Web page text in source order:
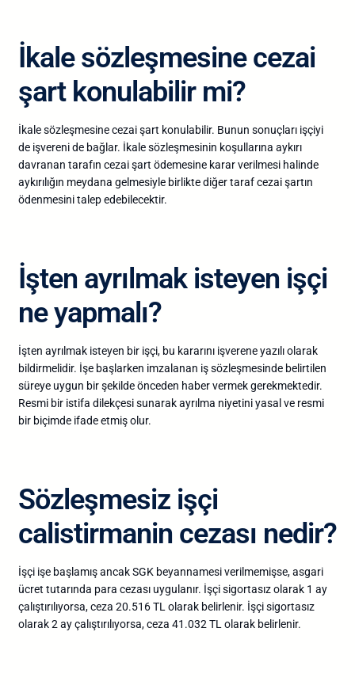
İkale sözleşmesine cezai
şart konulabilir mi?
İkale sözleşmesine cezai şart konulabilir. Bunun sonuçları işçiyi
de işvereni de bağlar. İkale sözleşmesinin koşullarına aykırı
davranan tarafın cezai şart ödemesine karar verilmesi halinde
aykırılığın meydana gelmesiyle birlikte diğer taraf cezai şartın
ödenmesini talep edebilecektir.
İşten ayrılmak isteyen işçi
ne yapmalı?
İşten ayrılmak isteyen bir işçi, bu kararını işverene yazılı olarak
bildirmelidir. İşe başlarken imzalanan iş sözleşmesinde belirtilen
süreye uygun bir şekilde önceden haber vermek gerekmektedir.
Resmi bir istifa dilekçesi sunarak ayrılma niyetini yasal ve resmi
bir biçimde ifade etmiş olur.
Sözleşmesiz işçi
calistirmanin cezası nedir?
İşçi işe başlamış ancak SGK beyannamesi verilmemişse, asgari
ücret tutarında para cezası uygulanır. İşçi sigortasız olarak 1 ay
çalıştırılıyorsa, ceza 20.516 TL olarak belirlenir. İşçi sigortasız
olarak 2 ay çalıştırılıyorsa, ceza 41.032 TL olarak belirlenir.